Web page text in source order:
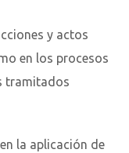
y actos
en los procesos
tramitados
la aplicación de